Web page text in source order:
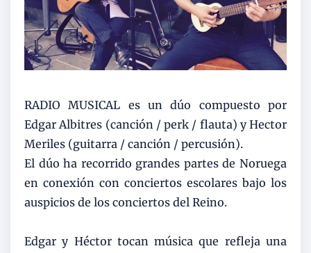
RADIO MUSICAL es un dúo compuesto por
Edgar Albitres (canción / perk / flauta) y Hector
Meriles (guitarra / canción / percusión).
El dúo ha recorrido grandes partes de Noruega
en conexión con conciertos escolares bajo los
auspicios de los conciertos del Reino.
Edgar y Héctor tocan música que refleja una